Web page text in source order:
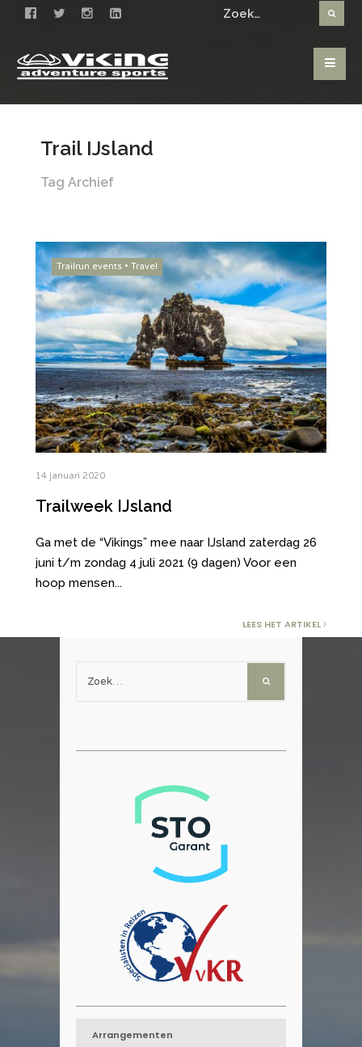
Trail IJsland
Tag Archief
Trailrun events • Travel
14 januari 2020
Trailweek IJsland
Ga met de “Vikings” mee naar IJsland zaterdag 26
juni t/m zondag 4 juli 2021 (9 dagen) Voor een
hoop mensen...
LEES HET ARTIKEL
Arrangementen